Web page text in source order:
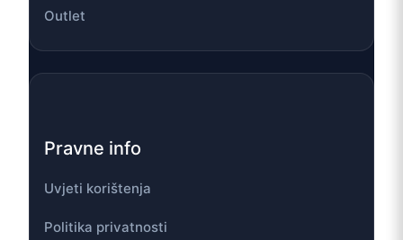
Outlet
Pravne info
Uvjeti korištenja
Politika privatnosti